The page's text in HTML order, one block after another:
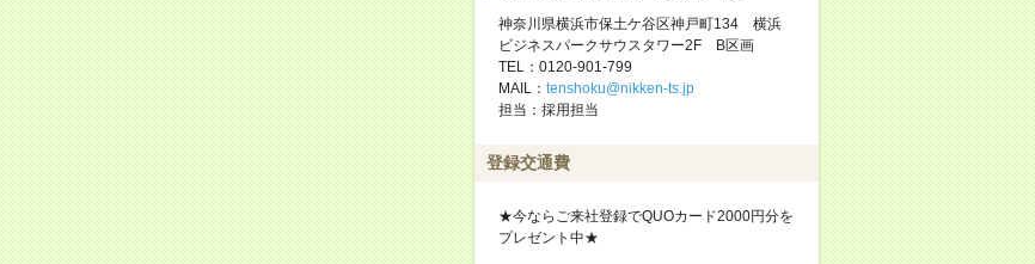
神奈川県横浜市保土ケ谷区神戸町134 横浜
ビジネスパークサウスタワー2F B区画
TEL：0120-901-799
MAIL： tenshoku@nikken-ts.jp
担当：採用担当
登録交通費
★今ならご来社登録でQUOカード2000円分を
プレゼント中★